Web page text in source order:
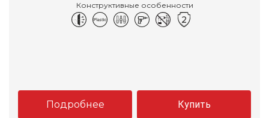
Конструктивные особенности
Подробнее Купить